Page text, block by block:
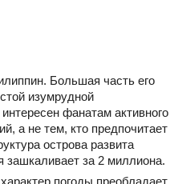
Большая часть его
изумрудной
фанатам активного
а не тем, кто предпочитает
острова развита
зашкаливает за 2 миллиона.